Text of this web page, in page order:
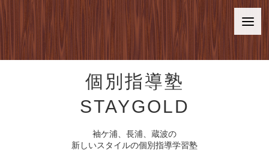
個別指導塾
STAYGOLD
袖ケ浦、長浦、蔵波の
新しいスタイルの個別指導学習塾